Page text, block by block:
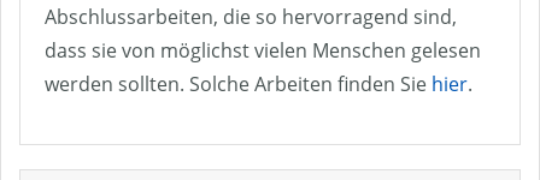
Abschlussarbeiten, die so hervorragend sind,
dass sie von möglichst vielen Menschen gelesen
werden sollten. Solche Arbeiten finden Sie hier.